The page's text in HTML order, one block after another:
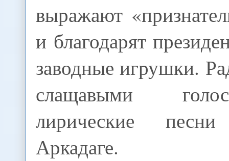
выражают
и благодарят
заводные игрушки.
слащавыми
лирические
Аркадаге.